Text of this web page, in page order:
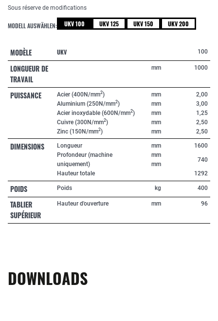
Sous réserve de modifications
MODELL AUSWÄHLEN: UKV 100 UKV 125 UKV 150 UKV 200
MODÈLE UKV 100
LONGUEUR DE
TRAVAIL
mm 1000
PUISSANCE Acier (400N/mm2)
Aluminium (250N/mm2)
Acier inoxydable (600N/mm2)
Cuivre (300N/mm2)
Zinc (150N/mm2)
mm
mm
mm
mm
mm
2,00
3,00
1,25
2,50
2,50
DIMENSIONS
Longueur
Profondeur (machine
uniquement)
Hauteur totale
mm
mm
mm
1600
740
1292
POIDS Poids kg 400
TABLIER
SUPÉRIEUR
Hauteur d'ouverture mm 96
DOWNLOADS